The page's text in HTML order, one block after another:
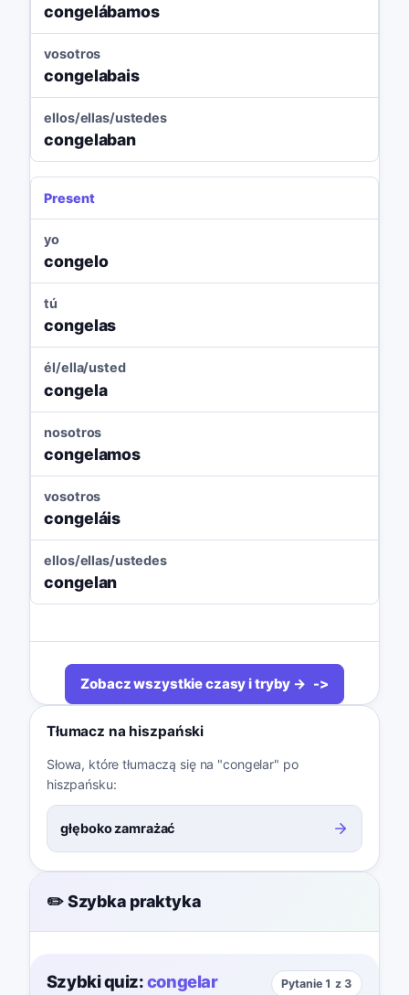
congelábamos
vosotros
congelabais
ellos/ellas/ustedes
congelaban
Present
yo
congelo
tú
congelas
él/ella/usted
congela
nosotros
congelamos
vosotros
congeláis
ellos/ellas/ustedes
congelan
Zobacz wszystkie czasy i tryby →
Tłumacz na hiszpański
Słowa, które tłumaczą się na "congelar" po
hiszpańsku:
głęboko zamrażać
✏️ Szybka praktyka
Szybki quiz:congelar Pytanie 1 z 3